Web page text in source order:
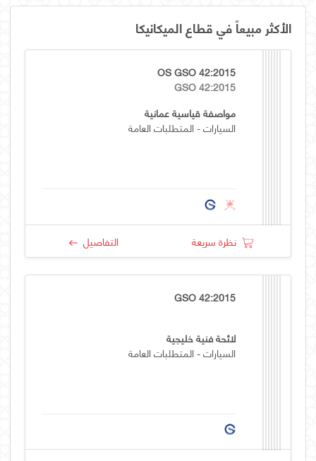
الأكثر مبيعاً في قطاع الميكانيكا
OS GSO 42:2015
GSO 42:2015
مواصفة قياسية عمانية
السيارات - المتطلبات العامة
نظرة سريعة التفاصيل
GSO 42:2015
لائحة فنية خليجية
السيارات - المتطلبات العامة